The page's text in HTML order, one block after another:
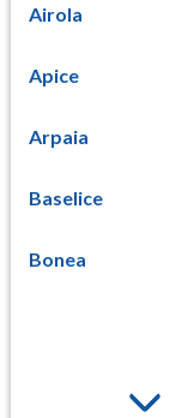
Airola
Apice
Arpaia
Baselice
Bonea